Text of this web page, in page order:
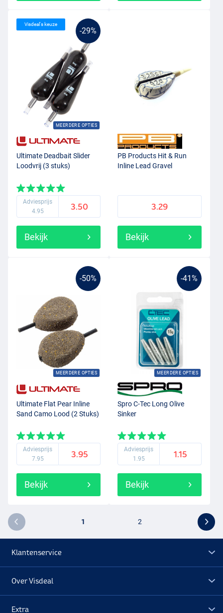
-29%
MEERDERE OPTIES
Visdeal's keuze
Ultimate Deadbait Slider
Loodvrij (3 stuks)
Adviesprijs
4.95
3.50
Bekijk
PB Products Hit & Run
Inline Lead Gravel
3.29
Bekijk
-50%
MEERDERE OPTIES
Ultimate Flat Pear Inline
Sand Camo Lood (2 Stuks)
Adviesprijs
7.95
3.95
Bekijk
-41%
MEERDERE OPTIES
Spro C-Tec Long Olive
Sinker
Adviesprijs
1.95
1.15
Bekijk
1 2
Klantenservice
Over Visdeal
Extra